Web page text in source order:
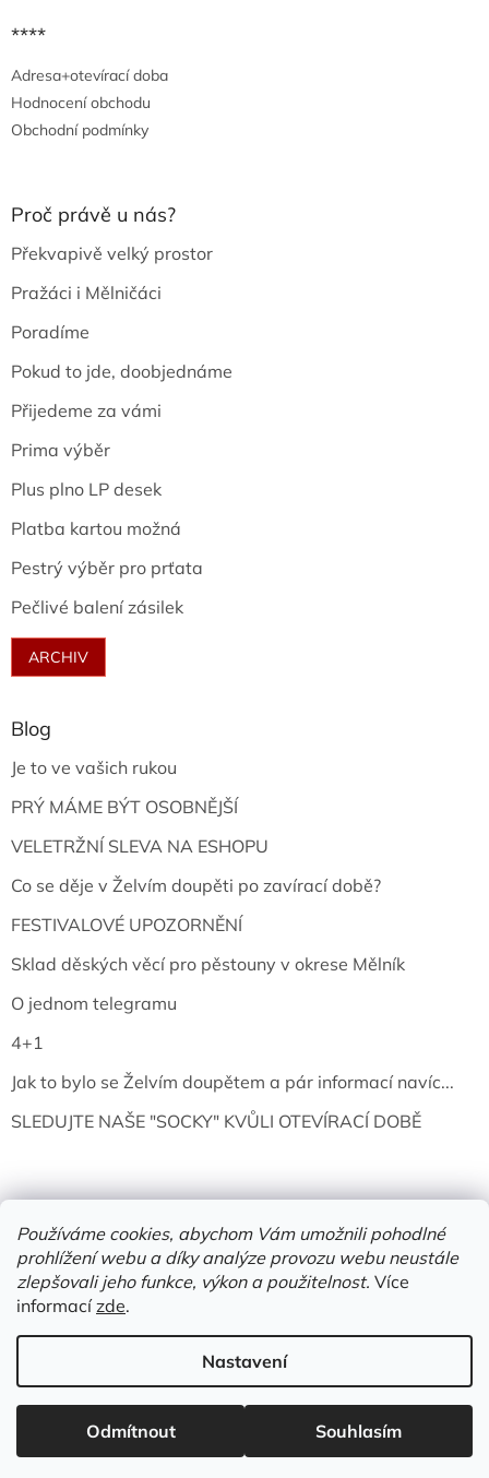
Používáme cookies, abychom Vám umožnili pohodlné
prohlížení webu a díky analýze provozu webu neustále
zlepšovali jeho funkce, výkon a použitelnost. Více
informacízde.
Nastavení
Odmítnout Souhlasím
****
Adresa+otevírací doba
Hodnocení obchodu
Obchodní podmínky
Proč právě u nás?
Překvapivě velký prostor
Pražáci i Mělničáci
Poradíme
Pokud to jde, doobjednáme
Přijedeme za vámi
Prima výběr
Plus plno LP desek
Platba kartou možná
Pestrý výběr pro prťata
Pečlivé balení zásilek
ARCHIV
Blog
Je to ve vašich rukou
PRÝ MÁME BÝT OSOBNĚJŠÍ
VELETRŽNÍ SLEVA NA ESHOPU
Co se děje v Želvím doupěti po zavírací době?
FESTIVALOVÉ UPOZORNĚNÍ
Sklad děských věcí pro pěstouny v okrese Mělník
O jednom telegramu
4+1
Jak to bylo se Želvím doupětem a pár informací navíc...
SLEDUJTE NAŠE "SOCKY" KVŮLI OTEVÍRACÍ DOBĚ
Vytvořil Shoptet
Copyright 2026Želví doupě | knihy & vinyly | Mělník. Všechna
práva vyhrazena.
Upravit nastavení cookies